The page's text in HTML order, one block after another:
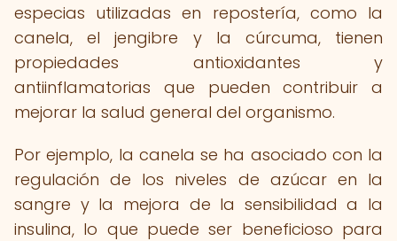
especias utilizadas en repostería, como la
canela, el jengibre y la cúrcuma, tienen
propiedades antioxidantes y
antiinflamatorias que pueden contribuir a
mejorar la salud general del organismo.
Por ejemplo, la canela se ha asociado con la
regulación de los niveles de azúcar en la
sangre y la mejora de la sensibilidad a la
insulina, lo que puede ser beneficioso para